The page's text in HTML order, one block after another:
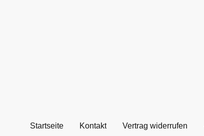
Startseite Kontakt Vertrag widerrufen